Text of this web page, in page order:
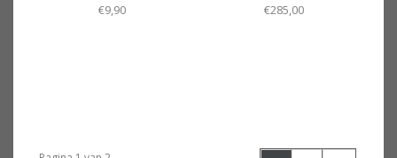
€9,90
€285,00